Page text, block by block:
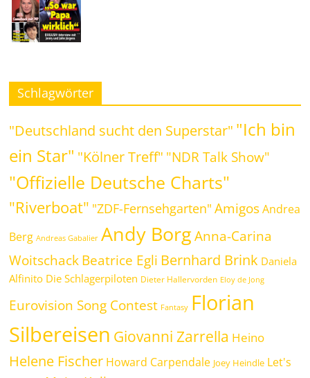
Schlagwörter
"Deutschland sucht den Superstar" "Ich bin
ein Star" "Kölner Treff" "NDR Talk Show"
"Offizielle Deutsche Charts"
"Riverboat" "ZDF-Fernsehgarten" Amigos Andrea
Berg Andreas Gabalier Andy Borg Anna-Carina
WoitschackBeatrice Egli Bernhard Brink Daniela
Alfinito Die Schlagerpiloten Dieter Hallervorden Eloy de Jong
Eurovision Song Contest Fantasy Florian
Silbereisen Giovanni Zarrella Heino
Helene Fischer Howard Carpendale Joey Heindle Let's